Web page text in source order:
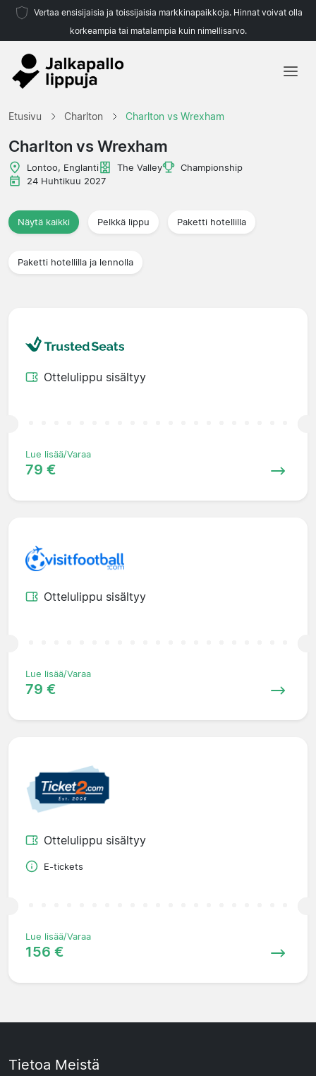
Vertaa ensisijaisia ja toissijaisia markkinapaikkoja. Hinnat voivat olla
korkeampia tai matalampia kuin nimellisarvo.
Etusivu Charlton Charlton vs Wrexham
Charlton vs Wrexham
Lontoo, Englanti The Valley
Championship
24 Huhtikuu 2027
Näytä kaikki Pelkkä lippu Paketti hotellilla
Paketti hotellilla ja lennolla
Ottelulippu sisältyy
Lue lisää/Varaa
79 €
Ottelulippu sisältyy
Lue lisää/Varaa
79 €
Ottelulippu sisältyy
E-tickets
Lue lisää/Varaa
156 €
Tietoa Meistä